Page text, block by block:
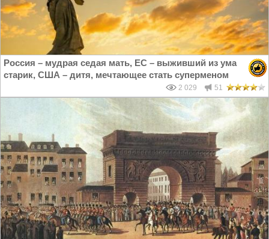
Россия – мудрая седая мать, ЕС – выживший из ума
старик, США – дитя, мечтающее стать суперменом
2 029 51